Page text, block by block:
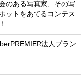
のある写真家、その写
ットをあてるコンテス
法人プラン